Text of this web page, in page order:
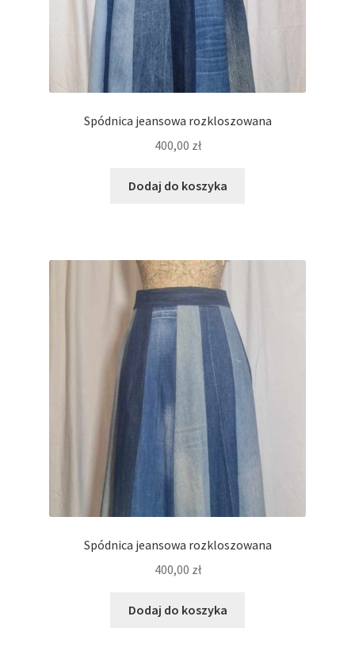
Spódnica jeansowa rozkloszowana
400,00 zł
Dodaj do koszyka
Spódnica jeansowa rozkloszowana
400,00 zł
Dodaj do koszyka